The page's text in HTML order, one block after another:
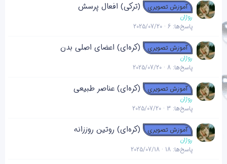
آموزش تصویری (ترکی) افعال پرسش
روژان
پاسخ‌ها 6
2025/07/20
آموزش تصویری (کره‌ای) اعضای اصلی بدن
روژان
پاسخ‌ها 8
2025/07/20
آموزش تصویری (کره‌ای) عناصر طبیعی
روژان
پاسخ‌ها 3
2025/07/20
آموزش تصویری (کره‌ای) روتین روززانه
روژان
پاسخ‌ها 18
2025/07/18